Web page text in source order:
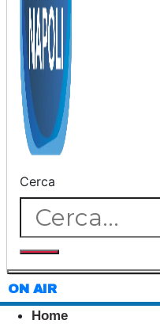
Cerca
ON AIR
Home